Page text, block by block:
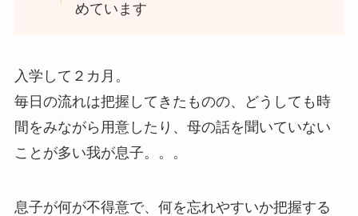
めています
入学して２カ月。
毎日の流れは把握してきたものの、どうしても時
間をみながら用意したり、母の話を聞いていない
ことが多い我が息子。。。
息子が何が不得意で、何を忘れやすいか把握する